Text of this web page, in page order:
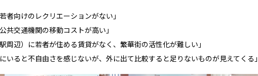
者向けのレクリエーションがない」
共交通機関の移動コストが高い」
駅周辺）に若者が住める賃貸がなく、繁華街の活性化が難しい」
にいると不自由さを感じないが、外に出て比較すると足りないものが見えてくる」